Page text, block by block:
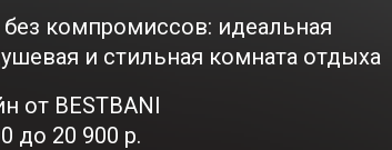
компромиссов: идеальная
и стильная комната отдыха
от BESTBANI
до 20 900 р.